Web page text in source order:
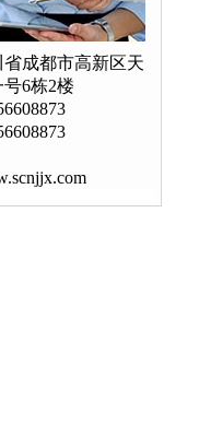
成都市高新区天
6栋2楼